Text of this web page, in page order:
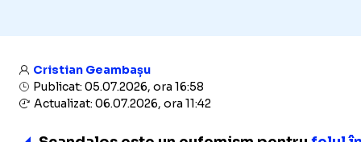
Cristian Geambașu
Publicat: 05.07.2026, ora 16:58
Actualizat: 06.07.2026, ora 11:42